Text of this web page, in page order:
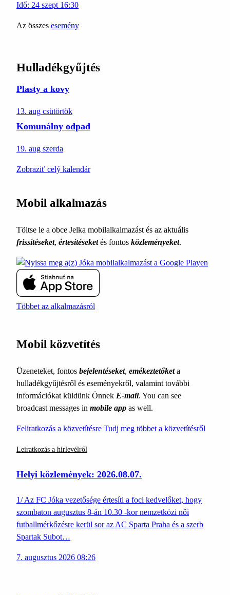
Idő: 24 szept 16:30
Az összes esemény
Hulladékgyűjtés
Plasty a kovy
13. aug csütörtök
Komunálny odpad
19. aug szerda
Zobraziť celý kalendár
Mobil alkalmazás
Töltse le a obce Jelka mobilalkalmazást és az aktuális
frissítéseket, értesítéseketés fontos közleményeket.
Többet az alkalmazásról
Mobil közvetítés
Üzeneteket, fontos bejelentéseket, emékeztetőketa
hulladékgyűjtésről és eseményekről, valamint további
információkat küldünk Önnek E-mail. You can see
broadcast messages in mobile app as well.
Feliratkozás a közvetítésre Tudj meg többet a közvetítésről
Leiratkozás a hírlevélről
Helyi közlemények: 2026.08.07.
1/ Az FC Jóka vezetősége értesíti a foci kedvelőket, hogy
szombaton augusztus 8-án 10.30 -kor nemzetközi női
futballmérkőzésre kerül sor az AC Sparta Praha és a szerb
Spartak Subot…
7. augusztus 2026 08:26